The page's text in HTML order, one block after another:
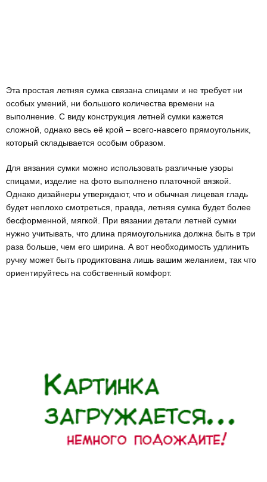
Эта простая летняя сумка связана спицами и не требует ни
особых умений, ни большого количества времени на
выполнение. С виду конструкция летней сумки кажется
сложной, однако весь её крой – всего-навсего прямоугольник,
который складывается особым образом.
Для вязания сумки можно использовать различные узоры
спицами, изделие на фото выполнено платочной вязкой.
Однако дизайнеры утверждают, что и обычная лицевая гладь
будет неплохо смотреться, правда, летняя сумка будет более
бесформенной, мягкой. При вязании детали летней сумки
нужно учитывать, что длина прямоугольника должна быть в три
раза больше, чем его ширина. А вот необходимость удлинить
ручку может быть продиктована лишь вашим желанием, так что
ориентируйтесь на собственный комфорт.